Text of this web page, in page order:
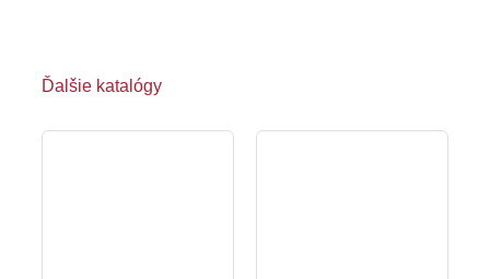
Ďalšie katalógy